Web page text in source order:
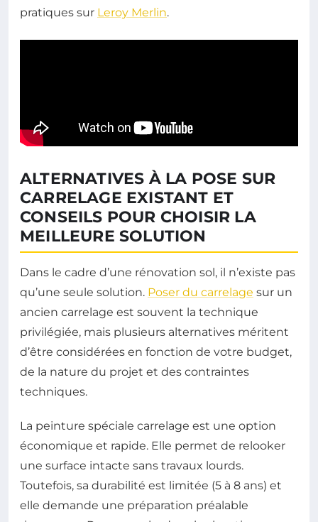
pratiques sur Leroy Merlin.
ALTERNATIVES À LA POSE SUR
CARRELAGE EXISTANT ET
CONSEILS POUR CHOISIR LA
MEILLEURE SOLUTION
Dans le cadre d’une rénovation sol, il n’existe pas
qu’une seule solution. Poser du carrelage sur un
ancien carrelage est souvent la technique
privilégiée, mais plusieurs alternatives méritent
d’être considérées en fonction de votre budget,
de la nature du projet et des contraintes
techniques.
La peinture spéciale carrelage est une option
économique et rapide. Elle permet de relooker
une surface intacte sans travaux lourds.
Toutefois, sa durabilité est limitée (5 à 8 ans) et
elle demande une préparation préalable